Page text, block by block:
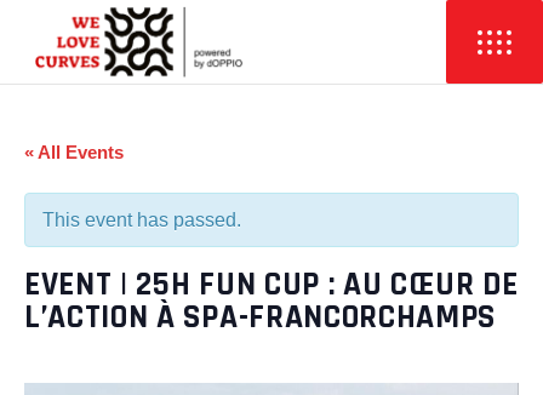
« All Events
This event has passed.
EVENT | 25H FUN CUP : AU CŒUR DE
L’ACTION À SPA-FRANCORCHAMPS